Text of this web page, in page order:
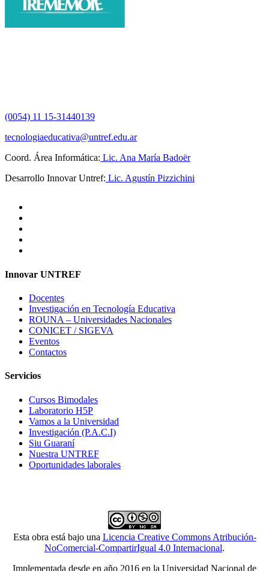
(0054) 11 15-31440139
tecnologiaeducativa@untref.edu.ar
Coord. Área Informática: Lic. Ana María Badoër
Desarrollo Innovar Untref: Lic. Agustín Pizzichini
Innovar UNTREF
Docentes
Investigación en Tecnología Educativa
ROUNA – Universidades Nacionales
CONICET / SIGEVA
Eventos
Contactos
Servicios
Cursos Bimodales
Laboratorio H5P
Vamos a la Universidad
Investigación (P.A.C.I)
Siu Guaraní
Nuestra UNTREF
Oportunidades laborales
Esta obra está bajo una Licencia Creative Commons Atribución-
NoComercial-CompartirIgual 4.0 Internacional.
Implementada desde en año 2016 en la Universidad Nacional de